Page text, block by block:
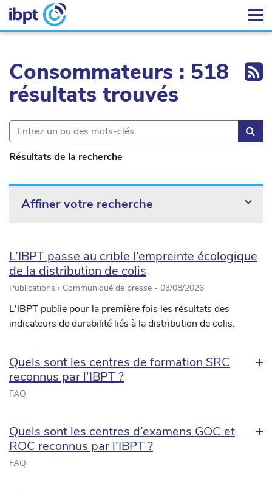
Consommateurs : 518
résultats trouvés
Résultats de la recherche
Affiner votre recherche
L’IBPT passe au crible l’empreinte écologique
de la distribution de colis
Publications › Communiqué de presse - 03/08/2026
L'IBPT publie pour la première fois les résultats des
indicateurs de durabilité liés à la distribution de colis.
Quels sont les centres de formation SRC
reconnus par l’IBPT ?
FAQ
Quels sont les centres d’examens GOC et
ROC reconnus par l’IBPT ?
FAQ